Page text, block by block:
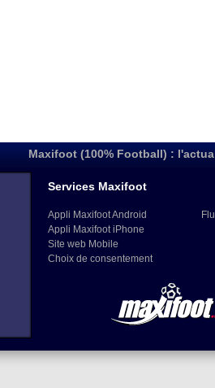
Maxifoot (100% Football) :
Services Maxifoot
Appli Maxifoot Android
Appli Maxifoot iPhone
Site web Mobile
Choix de consentement